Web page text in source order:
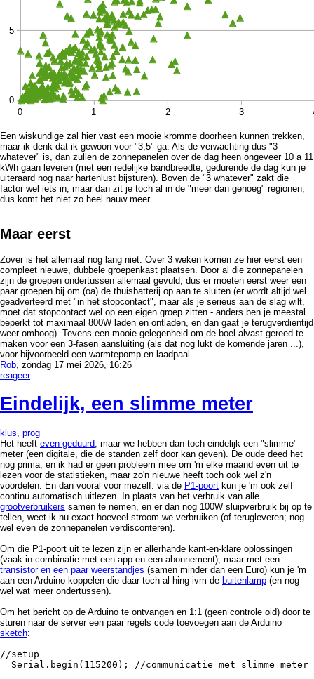
Een wiskundige zal hier vast een mooie kromme doorheen kunnen trekken,
maar ik denk dat ik gewoon voor "3,5" ga. Als de verwachting dus "3
whatever" is, dan zullen de zonnepanelen over de dag heen ongeveer 10 a 11
kWh gaan leveren (met een redelijke bandbreedte; gedurende de dag kun je
uiteraard nog naar hartenlust bijsturen). Boven de "3 whatever" zakt die
factor wel iets in, maar dan zit je toch al in de "meer dan genoeg" regionen,
dus komt het niet zo heel nauw meer.
Maar eerst
Zover is het allemaal nog lang niet. Over 3 weken komen ze hier eerst een
compleet nieuwe, dubbele groepenkast plaatsen. Door al die zonnepanelen
zijn de groepen ondertussen allemaal gevuld, dus er moeten eerst weer een
paar groepen bij om (oa) de thuisbatterij op aan te sluiten (er wordt altijd wel
geadverteerd met "in het stopcontact", maar als je serieus aan de slag wilt,
moet dat stopcontact wel op een eigen groep zitten - anders ben je meestal
beperkt tot maximaal 800W laden en ontladen, en dan gaat je terugverdientijd
weer omhoog). Tevens een mooie gelegenheid om de boel alvast gereed te
maken voor een 3-fasen aansluiting (als dat nog lukt de komende jaren ...),
voor bijvoorbeeld een warmtepomp en laadpaal.
Rob, zondag 17 mei 2026, 16:26
reageer
Eindelijk, een slimme meter
klus prog
Het heeft even geduurd , maar we hebben dan toch eindelijk een "slimme"
meter (een digitale, die de standen zelf door kan geven). De oude deed het
nog prima, en ik had er geen probleem mee om 'm elke maand even uit te
lezen voor de statistieken, maar zo'n nieuwe heeft toch ook wel z'n
voordelen. En dan vooral voor mezelf: via de P1-poort kun je 'm ook zelf
continu automatisch uitlezen. In plaats van het verbruik van alle
grootverbruikers samen te nemen, en er dan nog 100W sluipverbruik bij op te
tellen, weet ik nu exact hoeveel stroom we verbruiken (of terugleveren; nog
wel even de zonnepanelen verdisconteren).
Om die P1-poort uit te lezen zijn er allerhande kant-en-klare oplossingen
(vaak in combinatie met een app en een abonnement), maar met een
transistor en een paar weerstandjes (samen minder dan een Euro) kun je 'm
aan een Arduino koppelen die daar toch al hing ivm de buitenlamp (en nog
wel wat meer ondertussen).
Om het bericht op de Arduino te ontvangen en 1:1 (geen controle oid) door te
sturen naar de server een paar regels code toevoegen aan de Arduino
sketch:
//setup
Serial.begin(115200); //communicatie met slimme